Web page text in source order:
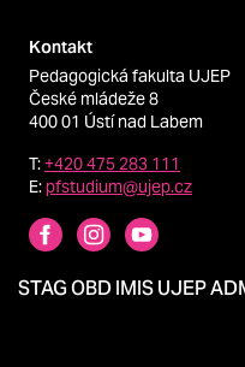
Kontakt
Pedagogická fakulta UJEP
České mládeže 8
400 01 Ústí nad Labem
T:+420 475 283 111
E:pfstudium@ujep.cz
STAGOBDIMISUJEP